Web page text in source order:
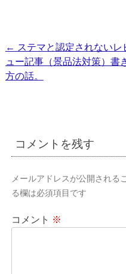
投
稿
ー
シ
ョ
ン
← ステマと認定されないレ
ュー記事（景品法対策）書
方の話。
コメントを残す
メールアドレスが公開される
る欄は必須項目です
コメント ※